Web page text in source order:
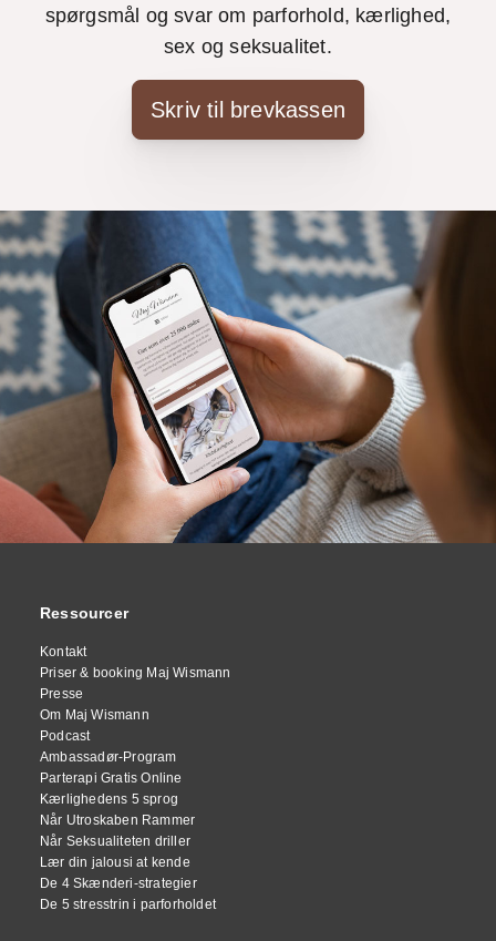
spørgsmål og svar om parforhold, kærlighed,
sex og seksualitet.
Skriv til brevkassen
Ressourcer
Kontakt
Priser & booking Maj Wismann
Presse
Om Maj Wismann
Podcast
Ambassadør-Program
Parterapi Gratis Online
Kærlighedens 5 sprog
Når Utroskaben Rammer
Når Seksualiteten driller
Lær din jalousi at kende
De 4 Skænderi-strategier
De 5 stresstrin i parforholdet